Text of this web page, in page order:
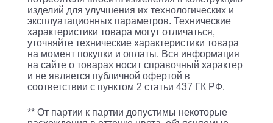
изделий для улучшения их технологических и
эксплуатационных параметров. Технические
характеристики товара могут отличаться,
уточняйте технические характеристики товара
на момент покупки и оплаты. Вся информация
на сайте о товарах носит справочный характер
и не является публичной офертой в
соответствии с пунктом 2 статьи 437 ГК РФ.
** От партии к партии допустимы некоторые